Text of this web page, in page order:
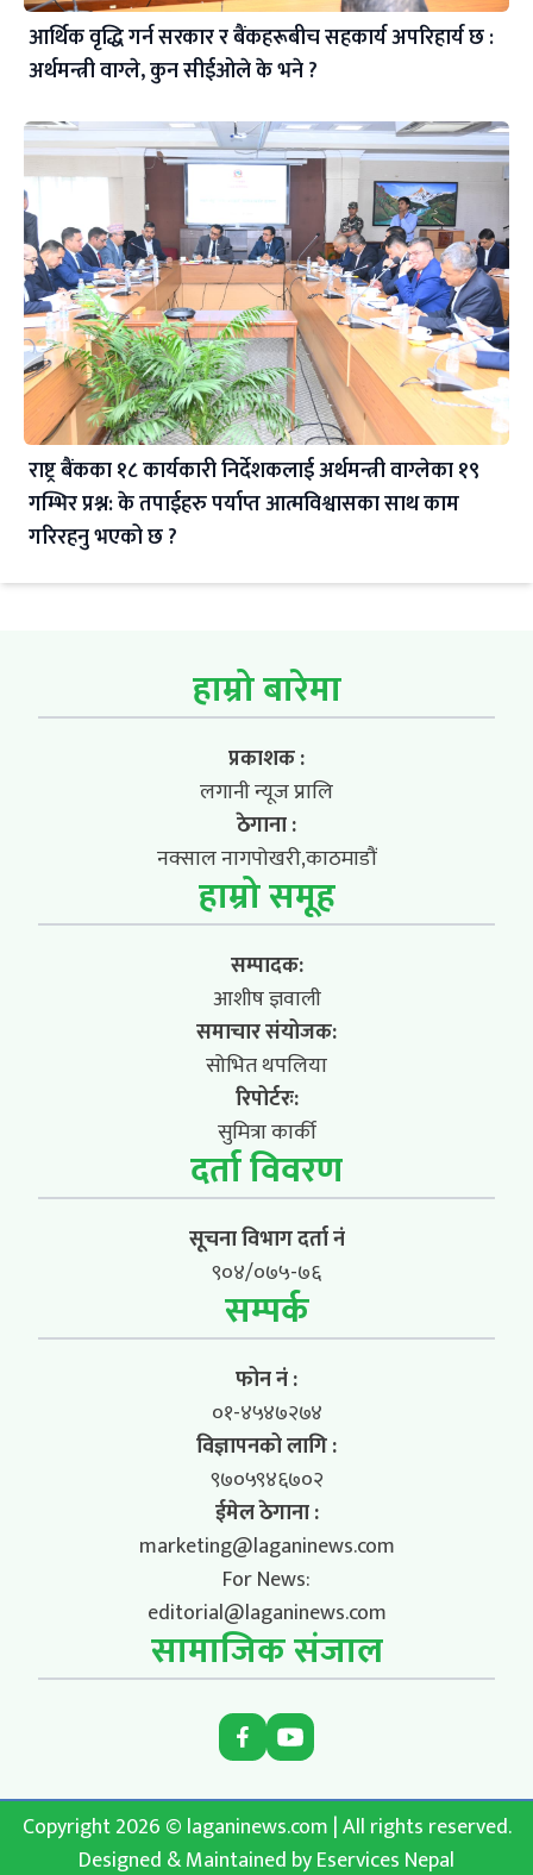
आर्थिक वृद्धि गर्न सरकार र बैंकहरूबीच सहकार्य अपरिहार्य छ :
अर्थमन्त्री वाग्ले, कुन सीईओले के भने ?
राष्ट्र बैंकका १८ कार्यकारी निर्देशकलाई अर्थमन्त्री वाग्लेका १९
गम्भिर प्रश्न: के तपाईहरु पर्याप्त आत्मविश्वासका साथ काम
गरिरहनु भएको छ ?
हाम्रो बारेमा
प्रकाशक :
लगानी न्यूज प्रालि
ठेगाना :
नक्साल नागपोखरी,काठमाडौं
हाम्रो समूह
सम्पादक:
आशीष ज्ञवाली
समाचार संयोजक:
सोभित थपलिया
रिपोर्टरः:
सुमित्रा कार्की
दर्ता विवरण
सूचना विभाग दर्ता नं
९०४/०७५-७६
सम्पर्क
फोन नं :
०१-४५४७२७४
विज्ञापनको लागि :
९७०५९४६७०२
ईमेल ठेगाना :
marketing@laganinews.com
For News:
editorial@laganinews.com
सामाजिक संजाल
Copyright 2026 © laganinews.com | All rights reserved.
Designed & Maintained byEservices Nepal